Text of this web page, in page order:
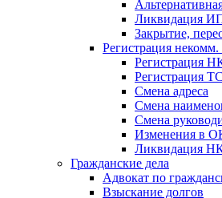
Ликвидация
Закрытие,
Регистрация некомм.
Регистрация
Регистрация
Смена адреса
Смена
Смена
Изменения в
Ликвидация
Гражданские дела
Адвокат по
Взыскание долгов